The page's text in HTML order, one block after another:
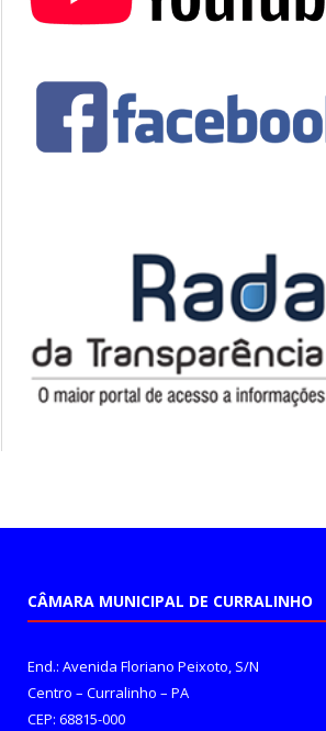
CÂMARA MUNICIPAL DE CURRALINHO
End.: Avenida Floriano Peixoto, S/N
Centro – Curralinho – PA
CEP: 68815-000